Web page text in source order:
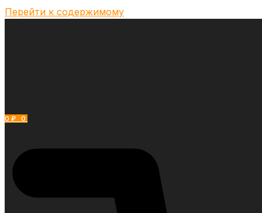
Перейти к содержимому
0 ₽ 0